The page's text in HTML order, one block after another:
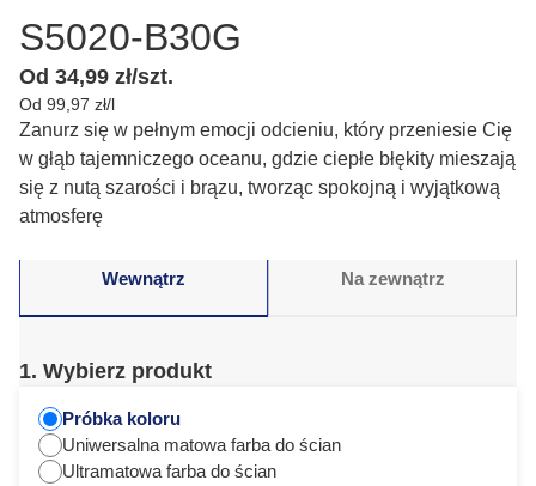
S5020-B30G
Od 34,99 zł/szt.
Od 99,97 zł/l
Zanurz się w pełnym emocji odcieniu, który przeniesie Cię
w głąb tajemniczego oceanu, gdzie ciepłe błękity mieszają
się z nutą szarości i brązu, tworząc spokojną i wyjątkową
atmosferę
Wewnątrz Na zewnątrz
1. Wybierz produkt
Próbka koloru
Uniwersalna matowa farba do ścian
Ultramatowa farba do ścian